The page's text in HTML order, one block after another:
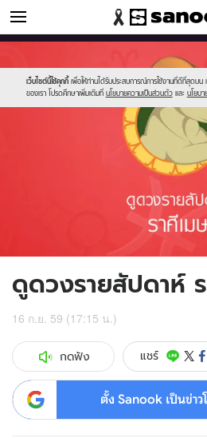
ดูดวง
เว็บไซต์นี้ใช้คุกกี้ เพื่อให้ท่านได้รับประสบการณ์การใช้งานที่ดีที่สุดบน
ของเรา โปรดศึกษาเพิ่มเติมที่ นโยบายความเป็นส่วนตัว และ นโยบา
new-
sanook.png
ดูดวงรายสัปดาห์
16 ก.ย. 59 (17:15 น.)
กดฟัง แชร์
ตั้ง Sanook เป็นข่า